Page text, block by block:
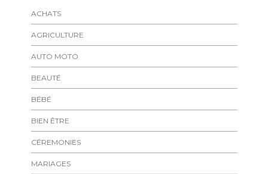
ACHATS
AGRICULTURE
AUTO MOTO
BEAUTÉ
BÉBÉ
BIEN ÊTRE
CÉREMONIES
MARIAGES